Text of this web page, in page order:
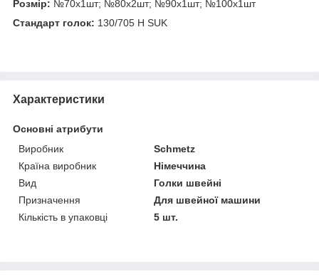
Розмір: №70х1шт; №80х2шт; №90х1шт; №100х1шт
Стандарт голок: 130/705 H SUK
Характеристики
Основні атрибути
Виробник
Schmetz
Країна виробник
Німеччина
Вид
Голки швейні
Призначення
Для швейної машини
Кількість в упаковці
5 шт.